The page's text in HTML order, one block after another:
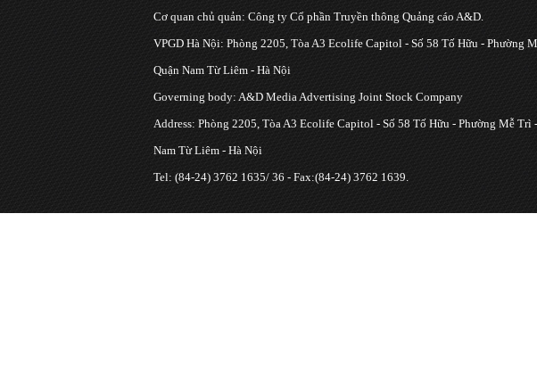
Cơ quan chủ quản: Công ty Cổ phần Truyền thông Quảng cáo A&D.
VPGD Hà Nội: Phòng 2205, Tòa A3 Ecolife Capitol - Số 58 Tố Hữu - Phường
Quận Nam Từ Liêm - Hà Nội
Governing body: A&D Media Advertising Joint Stock Company
Address: Phòng 2205, Tòa A3 Ecolife Capitol - Số 58 Tố Hữu - Phường Mễ Trì
Nam Từ Liêm - Hà Nội
Tel: (84-24) 3762 1635/ 36 - Fax:(84-24) 3762 1639.